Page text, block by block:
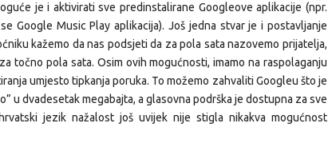
je i aktivirati sve predinstalirane Googleove aplikacije (npr.
Google Music Play aplikacija). Još jedna stvar je i postavljanje
kažemo da nas podsjeti da za pola sata nazovemo prijatelja,
točno pola sata. Osim ovih mogućnosti, imamo na raspolaganju
umjesto tipkanja poruka. To možemo zahvaliti Googleu što je
u dvadesetak megabajta, a glasovna podrška je dostupna za sve
jezik nažalost još uvijek nije stigla nikakva mogućnost